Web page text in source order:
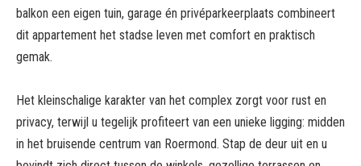
balkon een eigen tuin, garage én privéparkeerplaats combineert
dit appartement het stadse leven met comfort en praktisch
gemak.
Het kleinschalige karakter van het complex zorgt voor rust en
privacy, terwijl u tegelijk profiteert van een unieke ligging: midden
in het bruisende centrum van Roermond. Stap de deur uit en u